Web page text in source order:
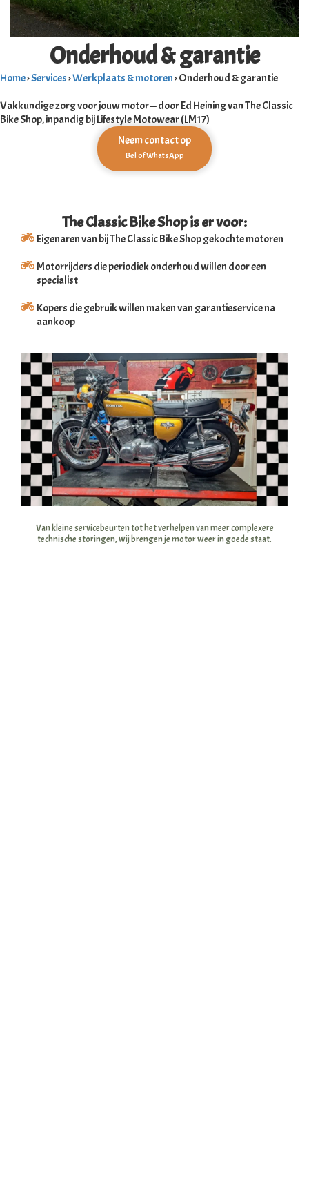
Onderhoud & garantie
Home›Services›Werkplaats & motoren› Onderhoud & garantie
Vakkundige zorg voor jouw motor — door Ed Heining van The Classic
Bike Shop, inpandig bij Lifestyle Motowear (LM17)
Neem contact op
Bel of WhatsApp
The Classic Bike Shop is er voor:
Eigenaren van bij The Classic Bike Shop gekochte motoren
Motorrijders die periodiek onderhoud willen door een
specialist
Kopers die gebruik willen maken van garantieservice na
aankoop
Van kleine servicebeurten tot het verhelpen van meer complexere
technische storingen, wij brengen je motor weer in goede staat.
kan de
niet
worden
om
te
website-
van